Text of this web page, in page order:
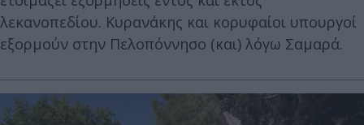
λεκανοπεδίου. Κυρανάκης και κορυφαίοι υπουργοί
εξορμούν στην Πελοπόννησο (και) λόγω Σαμαρά.